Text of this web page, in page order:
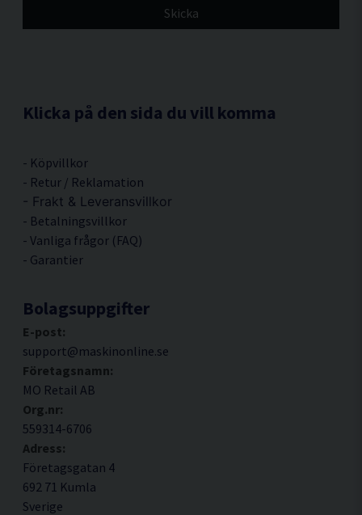
Skicka
Klicka på den sida du vill komma
- Köpvillkor
- Retur / Reklamation
- Frakt & Leveransvillkor
- Betalningsvillkor
- Vanliga frågor (FAQ)
- Garantier
Bolagsuppgifter
E-post:
support@maskinonline.se
Företagsnamn:
MO Retail AB
Org.nr:
559314-6706
Adress:
Företagsgatan 4
692 71 Kumla
Sverige